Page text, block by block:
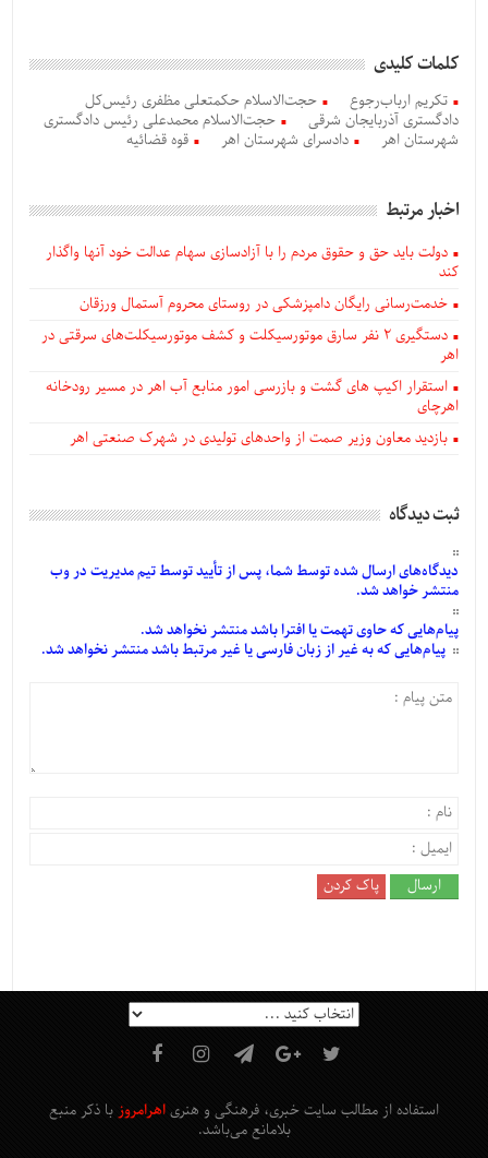
کلمات کلیدی
تکریم ارباب‌رجوع
حجت‌الاسلام حکمتعلی مظفری رئیس‌کل
دادگستری آذربایجان شرقی
حجت‌الاسلام محمدعلی رئیس دادگستری
شهرستان اهر
دادسرای شهرستان اهر قوه قضائیه
اخبار مرتبط
دولت باید حق و حقوق مردم را با آزادسازی سهام عدالت خود آنها واگذار
کند
خدمت‌رسانی رایگان دامپزشکی در روستای محروم آستمال ورزقان
دستگيری ۲ نفر سارق موتورسیکلت و کشف موتورسیکلت‌های سرقتی در
اهر
استقرار اکیپ های گشت و بازرسی امور منابع آب اهر در مسیر رودخانه
اهرچای
بازدید معاون وزیر صمت از واحدهای تولیدی در شهرک صنعتی اهر
ثبت دیدگاه
دیدگاه‌هایارسالشدهتوسط شما، پس ازتأییدتوسط تیم مدیریت در وب
منتشر خواهد شد.
پیام‌هاییکه حاوی تهمت یا افترا باشد منتشر نخواهد شد.
پیام‌هاییکه به غیر از زبان فارسی یا غیر مرتبط باشد منتشر نخواهد شد.
استفاده از مطالب سایت خبری، فرهنگی و هنری اهرامروز با ذکر منبع
بلامانع می‌باشد.